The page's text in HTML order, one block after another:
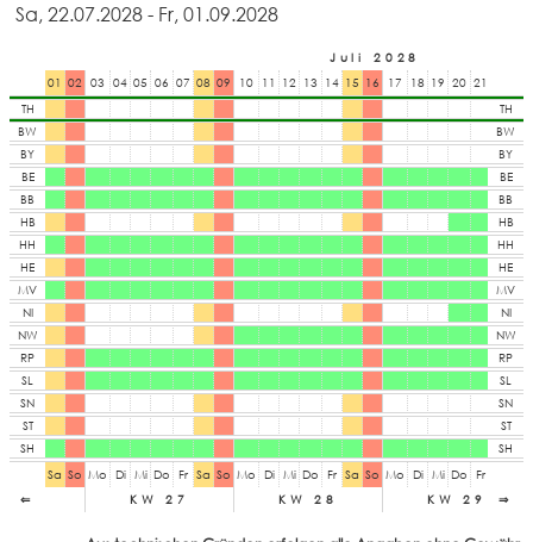
Sa, 22.07.2028 - Fr, 01.09.2028
Juli 2028
01 02 03 04 05 06 07 08 09 10 11 12 13 14 15 16 17 18 19 20 21
Sa So Mo Di Mi Do Fr Sa So Mo Di Mi Do Fr Sa So Mo Di Mi Do Fr
KW 27
KW 28 KW 29
TH
BW
BY
BE
BB
HB
HH
HE
MV
NI
NW
RP
SL
SN
ST
SH
⇐
TH
BW
BY
BE
BB
HB
HH
HE
MV
NI
NW
RP
SL
SN
ST
SH
⇒